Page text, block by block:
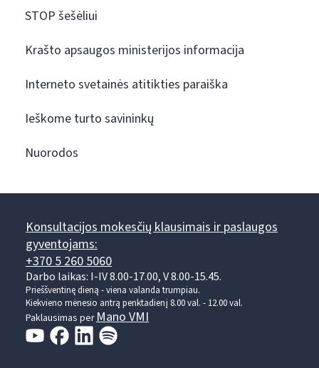
STOP šešėliui
Krašto apsaugos ministerijos informacija
Interneto svetainės atitikties paraiška
Ieškome turto savininkų
Nuorodos
Konsultacijos mokesčių klausimais ir paslaugos
gyventojams:
+370 5 260 5060
Darbo laikas: I-IV 8.00-17.00, V 8.00-15.45.
Prieššventinę dieną - viena valanda trumpiau.
Kiekvieno mėnesio antrą penktadienį 8.00 val. - 12.00 val.
Paklausimas perMano VMI